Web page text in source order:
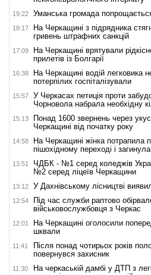
19:22 Уманська громада
18:17
На Черкащині з підрядника
гривень штрафних санкцій
17:09
На Черкащині врятували
прилетів із Болгарії
16:38
На Черкащині водій легковика
потерпілих госпіталізували
15:57
У Черкасах петиція проти
Чорновола набрала необхідну
15:13
Понад 1600 звернень через
Черкащині від початку року
14:58
На Черкащині жінка потрапила
пішохідному переході і загинула
13:51
ЧДБК - №1 серед коледжів
№2 серед ліцеїв Черкащини
13:12 У Дахнівському лісництві
12:54
Під час служби раптово
військовослужбовця з Черкас
12:01
На Черкащині оголосили
шквали
11:41
Після понад чотирьох років
повернувся захисник
11:30
На черкаській дамбі у ДТП з